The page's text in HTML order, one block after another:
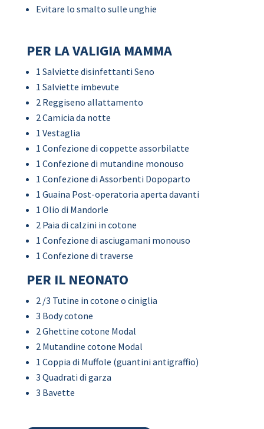
Evitare lo smalto sulle unghie
PER LA VALIGIA MAMMA
1 Salviette disinfettanti Seno
1 Salviette imbevute
2 Reggiseno allattamento
2 Camicia da notte
1 Vestaglia
1 Confezione di coppette assorbilatte
1 Confezione di mutandine monouso
1 Confezione di Assorbenti Dopoparto
1 Guaina Post-operatoria aperta davanti
1 Olio di Mandorle
2 Paia di calzini in cotone
1 Confezione di asciugamani monouso
1 Confezione di traverse
PER IL NEONATO
2 /3 Tutine in cotone o ciniglia
3 Body cotone
2 Ghettine cotone Modal
2 Mutandine cotone Modal
1 Coppia di Muffole (guantini antigraffio)
3 Quadrati di garza
3 Bavette